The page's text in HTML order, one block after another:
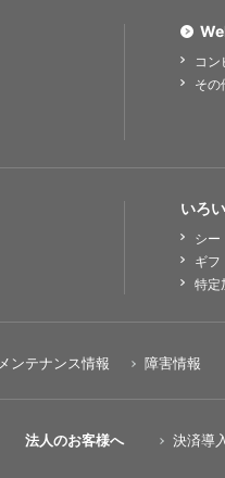
コ
その
いろ
シー
ギフ
特定
メンテナンス情報 障害情報
法人のお客様へ 決済導